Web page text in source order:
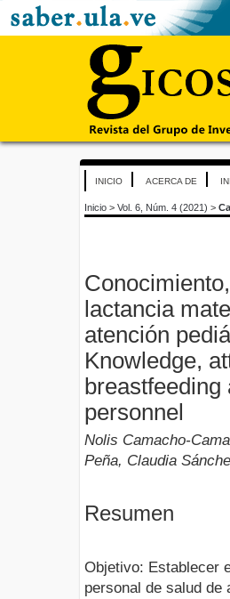
INICIO ACERCA DE
Inicio > Vol. 6, Núm. 4 (2021) >
lactancia
atención
Knowledge,
personnel
Nolis Camacho-
Peña, Claudia
Resumen
Objetivo: Establecer
personal de salud de